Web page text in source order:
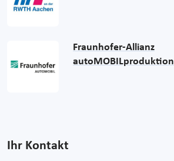
Fraunhofer-Allianz
autoMOBILproduktion
Ihr Kontakt